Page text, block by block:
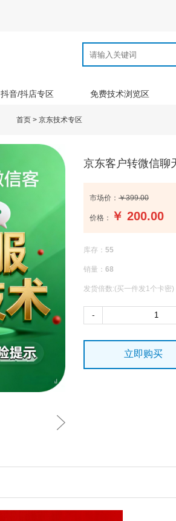
抖音/抖店专区 免费技术浏览区
首页 > 京东技术专区
京东客户转微信聊
市场价： ￥399.00
价格： ￥ 200.00
库存： 55
销量： 68
发货倍数:(买一件发1个卡密)
-
立即购买